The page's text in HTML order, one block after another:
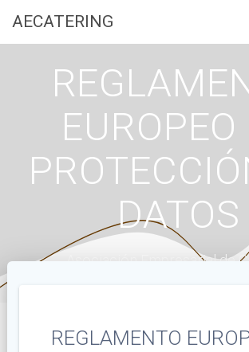
AECATERING
EUROPEO
DATOS
Asociación Empresarial de
REGLAMENTO